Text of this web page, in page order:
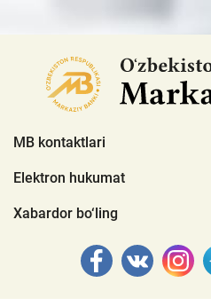
MB kontaktlari
Elektron hukumat
Xabardor bo‘ling